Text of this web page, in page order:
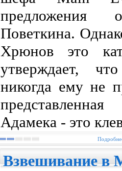
предложения
Поветкина.
Хрюнов это
утверждает,
никогда ему не
Адамека - это
Взвешивание в